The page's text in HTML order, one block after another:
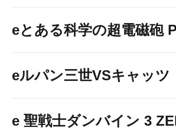
eとある科学の超電磁砲
eルパン三世VSキャッツ
e 聖戦士ダンバイン 3